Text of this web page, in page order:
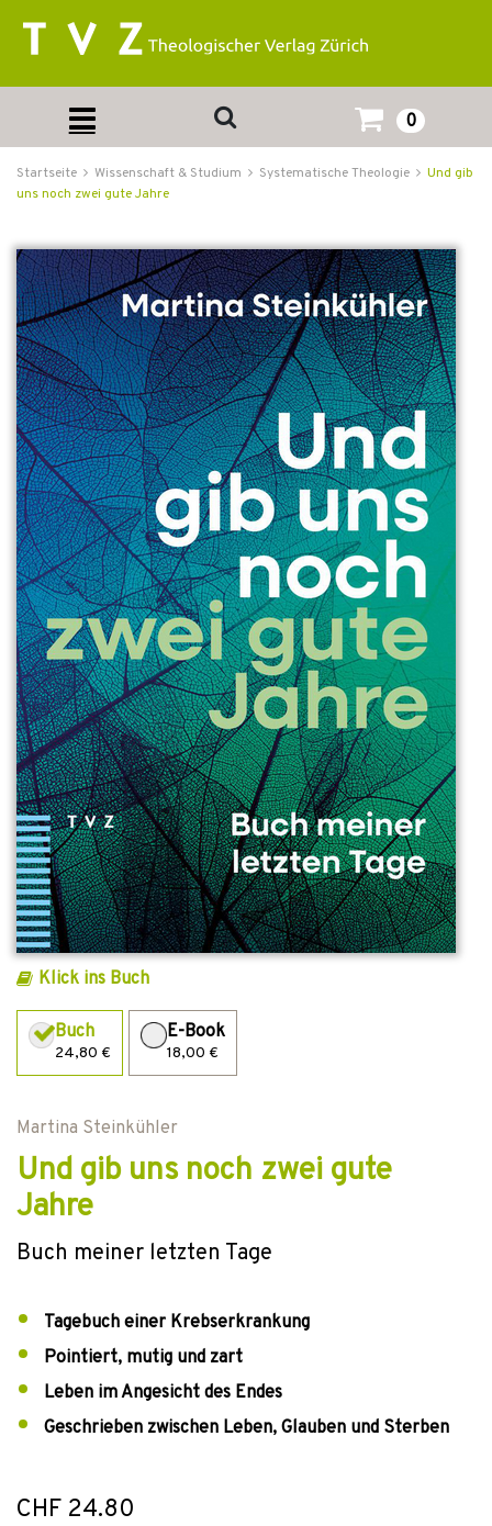
0
Startseite Wissenschaft & Studium Systematische Theologie
Und gib
uns noch zwei gute Jahre
Klick ins Buch
Buch
24,80 €
E-Book
18,00 €
Martina Steinkühler
Und gib uns noch zwei gute
Jahre
Buch meiner letzten Tage
Tagebuch einer Krebserkrankung
Pointiert, mutig und zart
Leben im Angesicht des Endes
Geschrieben zwischen Leben, Glauben und Sterben
CHF 24.80